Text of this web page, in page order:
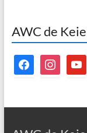
AWC de
facebookinstagram